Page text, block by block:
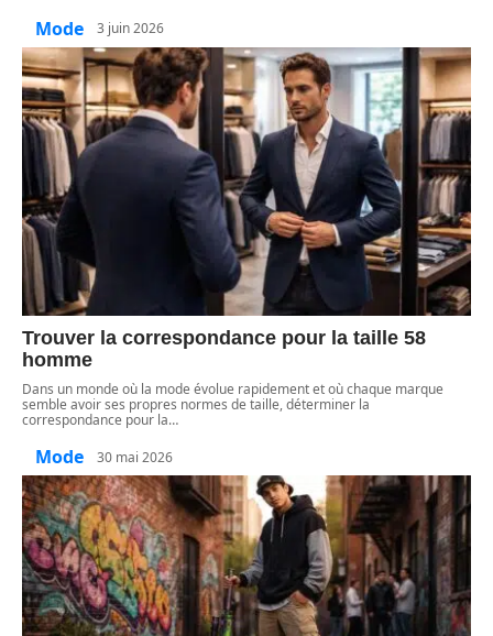
Mode 3 juin 2026
Trouver la correspondance pour la taille 58
homme
Dans un monde où la mode évolue rapidement et où chaque marque
semble avoir ses propres normes de taille, déterminer la
correspondance pour la…
Mode 30 mai 2026